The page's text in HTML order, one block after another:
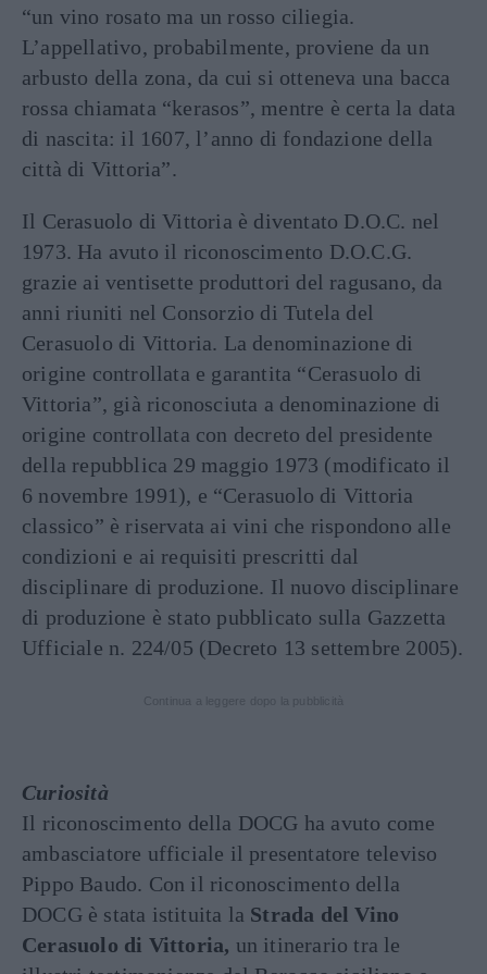
“un vino rosato ma un rosso ciliegia.
L’appellativo, probabilmente, proviene da un
arbusto della zona, da cui si otteneva una bacca
rossa chiamata “kerasos”, mentre è certa la data
di nascita: il 1607, l’anno di fondazione della
città di Vittoria”.
Il Cerasuolo di Vittoria è diventato D.O.C. nel
1973. Ha avuto il riconoscimento D.O.C.G.
grazie ai ventisette produttori del ragusano, da
anni riuniti nel Consorzio di Tutela del
Cerasuolo di Vittoria. La denominazione di
origine controllata e garantita “Cerasuolo di
Vittoria”, già riconosciuta a denominazione di
origine controllata con decreto del presidente
della repubblica 29 maggio 1973 (modificato il
6 novembre 1991), e “Cerasuolo di Vittoria
classico” è riservata ai vini che rispondono alle
condizioni e ai requisiti prescritti dal
disciplinare di produzione. Il nuovo disciplinare
di produzione è stato pubblicato sulla Gazzetta
Ufficiale n. 224/05 (Decreto 13 settembre 2005).
Curiosità
Il riconoscimento della DOCG ha avuto come
ambasciatore ufficiale il presentatore televiso
Pippo Baudo. Con il riconoscimento della
DOCG è stata istituita la Strada del Vino
Cerasuolo di Vittoria, un itinerario tra le